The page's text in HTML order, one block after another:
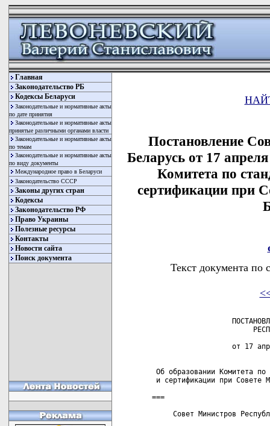
Главная
Законодательство РБ
Кодексы Беларуси
Законодательные и нормативные акты
по дате принятия
Законодательные и нормативные акты
принятые различными органами власти
Законодательные и нормативные акты
по темам
Законодательные и нормативные акты
по виду документы
Международное право в Беларуси
Законодательство СССР
Законы других стран
Кодексы
Законодательство РФ
Право Украины
Полезные ресурсы
Контакты
Новости сайта
Поиск документа
Постановление
Беларусь от 17
Комитета по
сертификации при
Текст документа по
от 17
Об образовании Комитета по
и сертификации при Совете
===
Совет Министров